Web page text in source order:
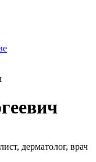
дерматолог, врач